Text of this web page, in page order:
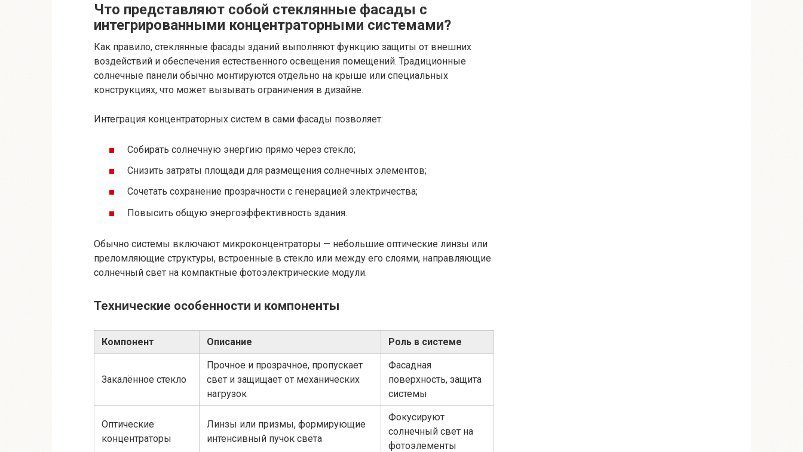
Что представляют собой стеклянные фасады с
интегрированными концентраторными системами?
Как правило, стеклянные фасады зданий выполняют функцию защиты от внешних
воздействий и обеспечения естественного освещения помещений. Традиционные
солнечные панели обычно монтируются отдельно на крыше или специальных
конструкциях, что может вызывать ограничения в дизайне.
Интеграция концентраторных систем в сами фасады позволяет:
Собирать солнечную энергию прямо через стекло;
Снизить затраты площади для размещения солнечных элементов;
Сочетать сохранение прозрачности с генерацией электричества;
Повысить общую энергоэффективность здания.
Обычно системы включают микроконцентраторы — небольшие оптические линзы или
преломляющие структуры, встроенные в стекло или между его слоями, направляющие
солнечный свет на компактные фотоэлектрические модули.
Технические особенности и компоненты
Компонент Описание Роль в системе
Закалённое стекло
Прочное и прозрачное, пропускает
свет и защищает от механических
нагрузок
Фасадная
поверхность, защита
системы
Оптические
концентраторы
Линзы или призмы, формирующие
интенсивный пучок света
Фокусируют
солнечный свет на
фотоэлементы